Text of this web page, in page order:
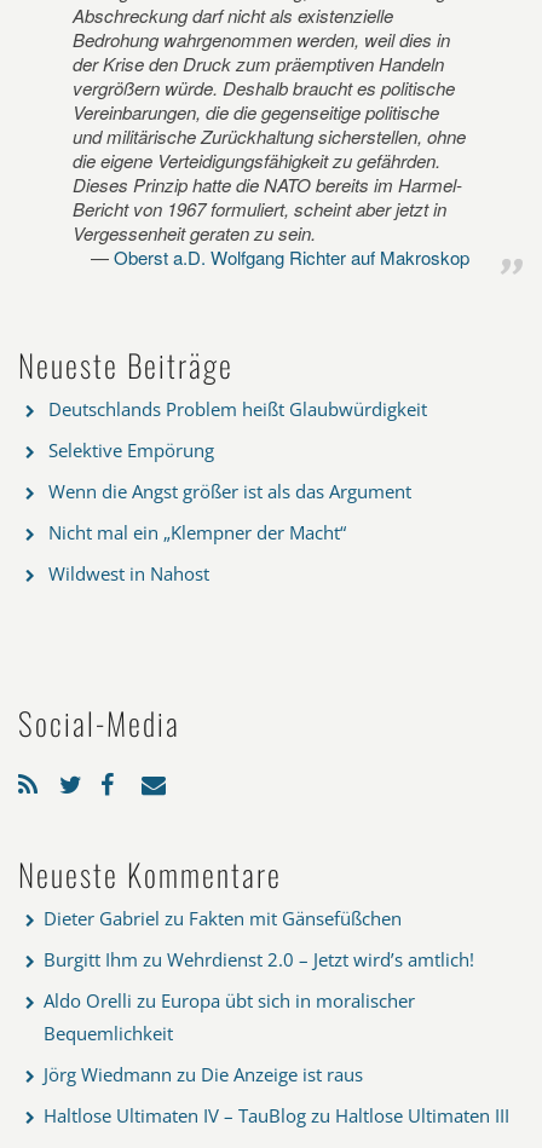
Abschreckung darf nicht als existenzielle
Bedrohung wahrgenommen werden, weil dies in
der Krise den Druck zum präemptiven Handeln
vergrößern würde. Deshalb braucht es politische
Vereinbarungen, die die gegenseitige politische
und militärische Zurückhaltung sicherstellen, ohne
die eigene Verteidigungsfähigkeit zu gefährden.
Dieses Prinzip hatte die NATO bereits im Harmel-
Bericht von 1967 formuliert, scheint aber jetzt in
Vergessenheit geraten zu sein.
Oberst a.D. Wolfgang Richter auf Makroskop
Neueste Beiträge
Deutschlands Problem heißt Glaubwürdigkeit
Selektive Empörung
Wenn die Angst größer ist als das Argument
Nicht mal ein „Klempner der Macht“
Wildwest in Nahost
Social-Media
Neueste Kommentare
Dieter Gabriel zu Fakten mit Gänsefüßchen
Burgitt Ihm zu Wehrdienst 2.0 – Jetzt wird’s amtlich!
Aldo Orelli zu Europa übt sich in moralischer
Bequemlichkeit
Jörg Wiedmann zu Die Anzeige ist raus
Haltlose Ultimaten IV – TauBlog zu Haltlose Ultimaten III